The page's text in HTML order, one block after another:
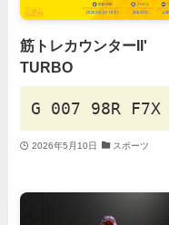
筋トレカウンターII'
TURBO
G 007 98R F7X
2026年5月10日 スポーツ